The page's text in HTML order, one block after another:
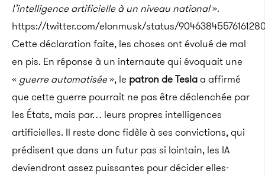
l’intelligence artificielle à un niveau national».
https://twitter.com/elonmusk/status/
Cette déclaration faite, les choses ont évolué de mal
en pis. En réponse à un internaute qui évoquait une
« guerre automatisée», le patron de Teslaa affirmé
que cette guerre pourrait ne pas être déclenchée par
les États, mais par… leurs propres intelligences
artificielles. Il reste donc fidèle à ses convictions, qui
prédisent que dans un futur pas si lointain, les IA
deviendront assez puissantes pour décider elles-